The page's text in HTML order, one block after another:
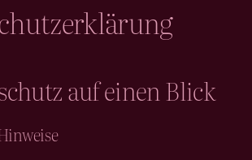
auf einen Blick